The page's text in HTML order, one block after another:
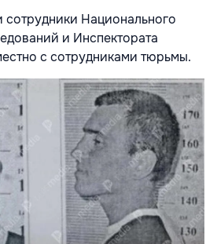
Национального
и Инспектората
с сотрудниками тюрьмы.